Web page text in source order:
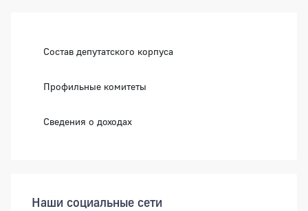
Состав депутатского корпуса
Профильные комитеты
Сведения о доходах
Наши социальные сети